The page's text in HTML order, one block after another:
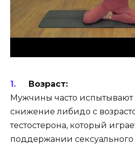
Возраст:
Мужчины часто испытывают
снижение либидо с
тестостерона, который
поддержании